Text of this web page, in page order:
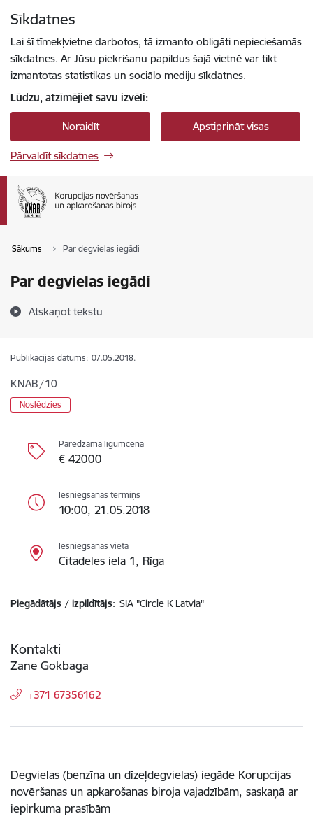
Sīkdatnes
Lai šī tīmekļvietne darbotos, tā izmanto obligāti nepieciešamās
sīkdatnes. Ar Jūsu piekrišanu papildus šajā vietnē var tikt
izmantotas statistikas un sociālo mediju sīkdatnes.
Lūdzu, atzīmējiet savu izvēli:
Noraidīt Apstiprināt visas
Pārvaldīt sīkdatnes
Sākums Par degvielas iegādi
Par degvielas iegādi
Atskaņot tekstu
Publikācijas datums: 07.05.2018.
KNAB/10
Noslēdzies
Paredzamā līgumcena
€ 42000
Iesniegšanas termiņš
10:00, 21.05.2018
Iesniegšanas vieta
Citadeles iela 1, Rīga
Piegādātājs / izpildītājs: SIA "Circle K Latvia"
Kontakti
Zane Gokbaga
+371 67356162
Degvielas (benzīna un dīzeļdegvielas) iegāde Korupcijas
novēršanas un apkarošanas biroja vajadzībām, saskaņā ar
iepirkuma prasībām